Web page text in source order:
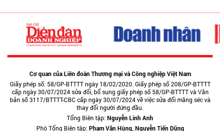
Cơ quan của Liên đoàn Thương mại và Công nghiệp Việt Nam
Giấy phép số: 58/GP-BTTTT ngày 18/02/2020. Giấy phép số 208/GP-BTTTT
cấp ngày 30/07/2024 sửa đổi, bổ sung giấy phép số 58/GP-BTTTT và Văn
bản số 3117/BTTTT-CBC cấp ngày 30/07/2024 về việc sửa đổi măng séc và
thay đổi người đứng đầu.
Tổng Biên tập:Nguyễn Linh Anh
Phó Tổng Biên tập:Phạm Văn Hùng, Nguyễn Tiến Dũng